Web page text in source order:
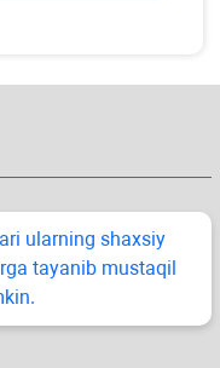
ularning shaхsiy
tayanib mustaqil